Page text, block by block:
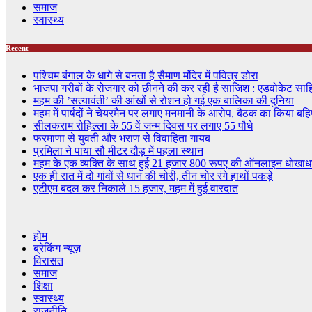
समाज
स्वास्थ्य
Recent
पश्चिम बंगाल के धागे से बनता है सैमाण मंदिर में पवित्र डोरा
भाजपा गरीबों के रोजगार को छीनने की कर रही है साजिश : एडवोकेट
महम की ’सत्यावंती’ की आंखों से रोशन हो गई एक बालिका की दुनिया
महम में पार्षदों ने चेयरमैन पर लगाए मनमानी के आरोप, बैठक का किया
सीलकराम रोहिल्ला के 55 वें जन्म दिवस पर लगाए 55 पौधे
फरमाणा से युवती और भराण से विवाहिता गायब
प्रमिला ने पाया सौ मीटर दौड़ में पहला स्थान
महम के एक व्यक्ति के साथ हुई 21 हजार 800 रूपए की ऑनलाइन
एक ही रात में दो गांवों से धान की चोरी, तीन चोर रंगे हाथों पकड़े
एटीएम बदल कर निकाले 15 हजार, महम में हुई वारदात
होम
ब्रेकिंग न्यूज़
‍‍विरासत
समाज
शिक्षा
स्वास्थ्य